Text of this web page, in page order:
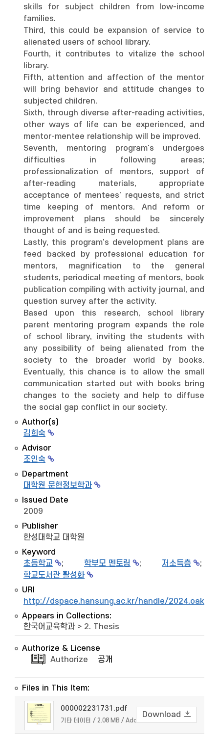
skills for subject children from low-income
families.
Third, this could be expansion of service to
alienated users of school library.
Fourth, it contributes to vitalize the school
library.
Fifth, attention and affection of the mentor
will bring behavior and attitude changes to
subjected children.
Sixth, through diverse after-reading activities,
other ways of life can be experienced, and
mentor-mentee relationship will be improved.
Seventh, mentoring program's undergoes
difficulties in following areas;
professionalization of mentors, support of
after-reading materials, appropriate
acceptance of mentees' requests, and strict
time keeping of mentors. And reform or
improvement plans should be sincerely
thought of and is being requested.
Lastly, this program's development plans are
feed backed by professional education for
mentors, magnification to the general
students, periodical meeting of mentors, book
publication compiling with activity journal, and
question survey after the activity.
Based upon this research, school library
parent mentoring program expands the role
of school library, inviting the students with
any possibility of being alienated from the
society to the broader world by books.
Eventually, this chance is to allow the small
communication started out with books bring
changes to the society and help to diffuse
the social gap conflict in our society.
Author(s)
김희숙
Advisor
조인숙
Department
대학원 문헌정보학과
Issued Date
2009
Publisher
한성대학교 대학원
Keyword
초등학교
; 학부모 멘토링 ; 저소득층
;
학교도서관 활성화
URI
http://dspace.hansung.ac.kr/handle/2024.oak/
Appears in Collections:
한국어교육학과 > 2. Thesis
Authorize & License
Authorize
공개
Files in This Item:
000002231731.pdf
기타 데이터 / 2.08 MB / Adobe PDF
Download